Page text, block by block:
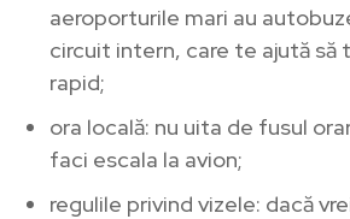
aeroporturile mari au
circuit intern, care te ajută să
rapid;
ora locală: nu uita de fusul
faci escala la avion;
regulile privind vizele: dacă